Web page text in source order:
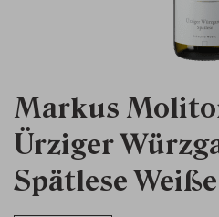
Markus
Ürziger
Spätlese